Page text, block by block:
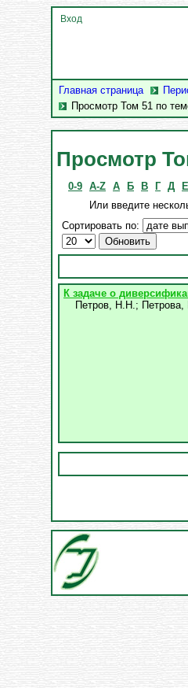
Главная страница
Просмотр Том 51 по
Вход
Просмотр
0-9 A-Z А Б В Г Д Е
Или введите
Сортировать по:
К задаче о
Петров, Н.Н.;